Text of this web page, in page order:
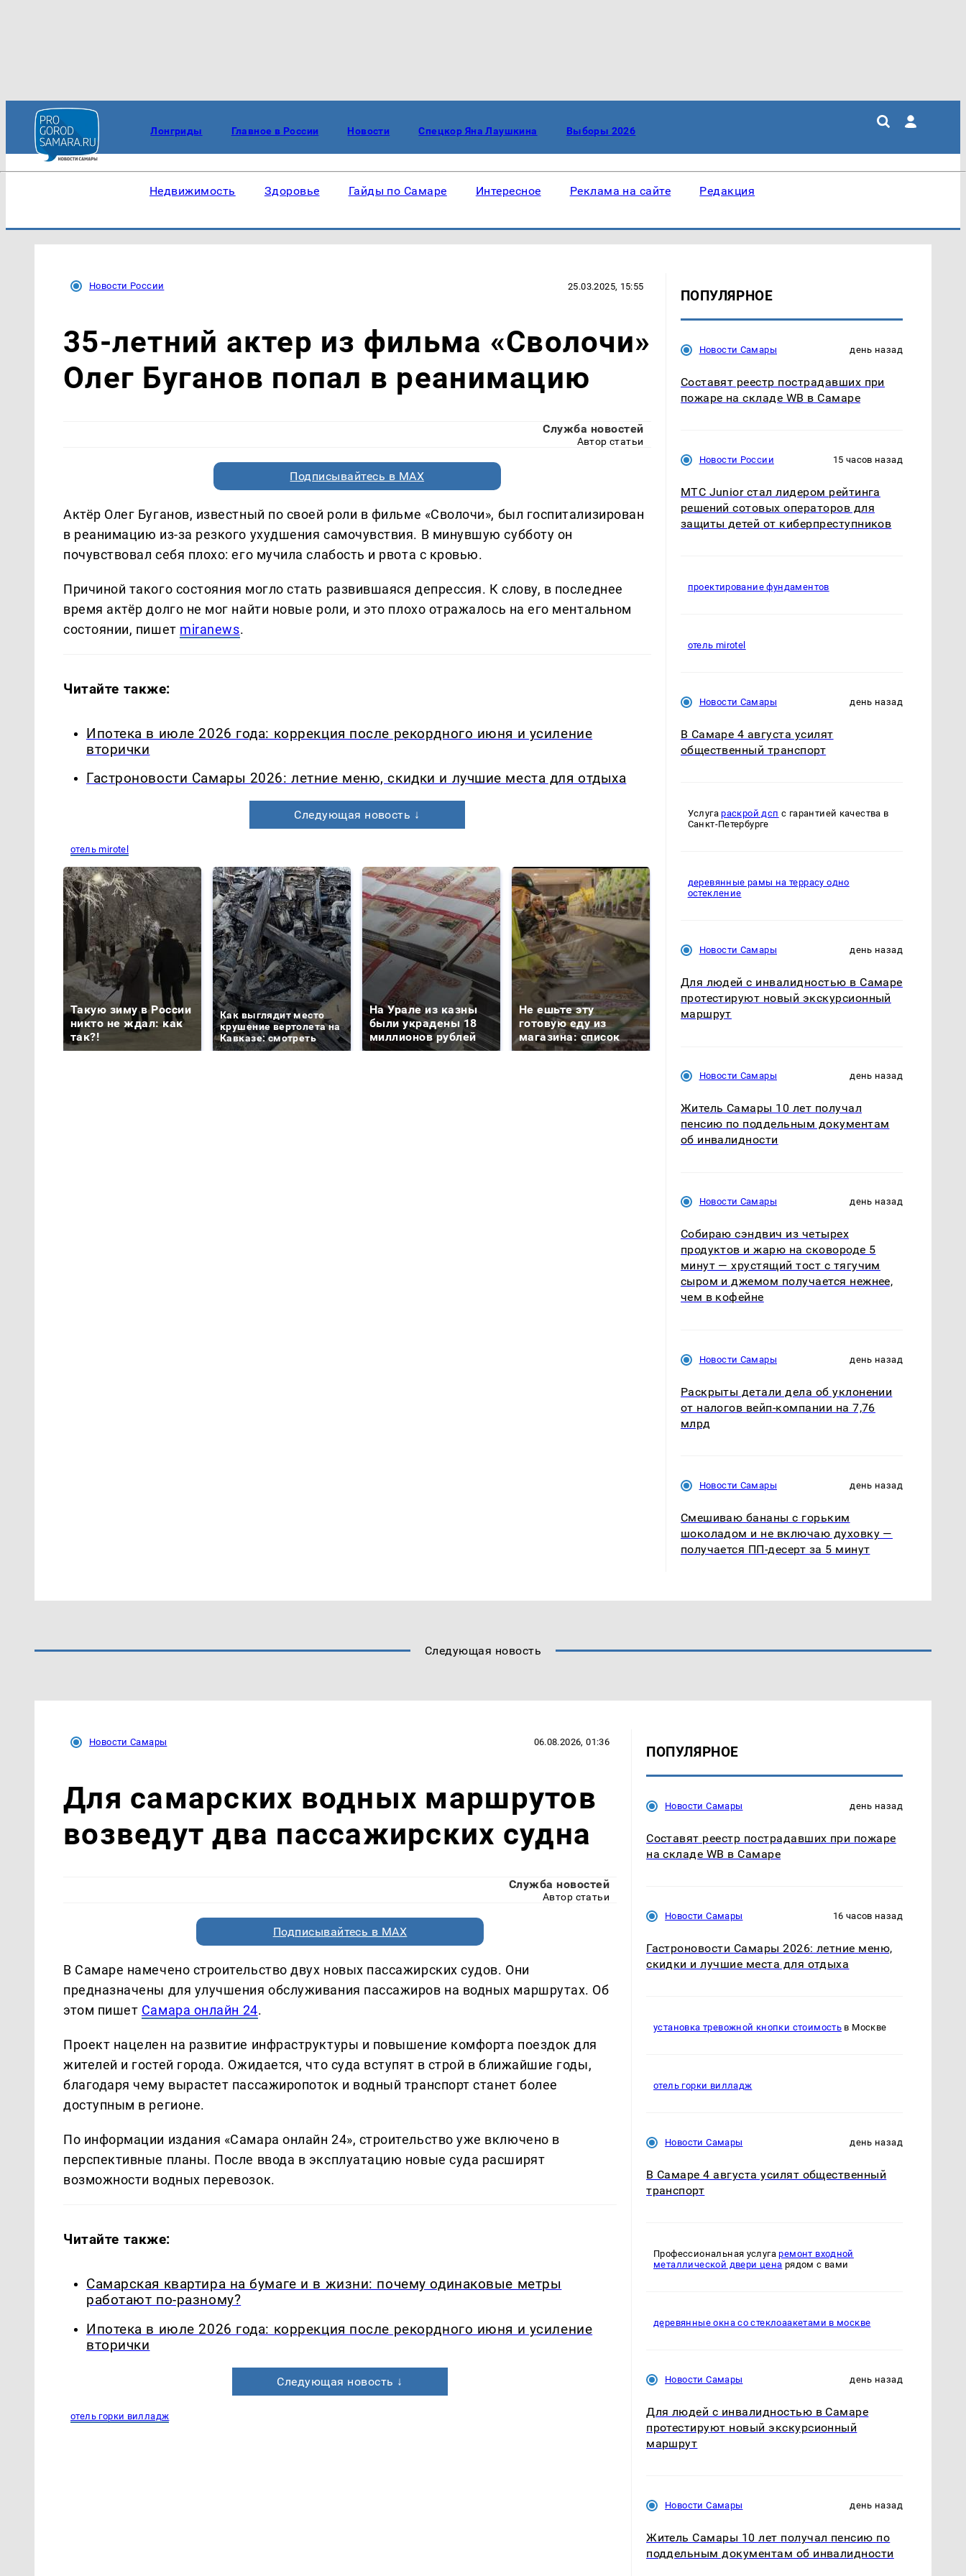
Лонгриды Главное в России Новости Спецкор Яна Лаушкина Выборы 2026
Недвижимость Здоровье Гайды по Самаре Интересное Реклама на сайте Редакция
Новости России 25.03.2025, 15:55
35-летний актер из фильма «Сволочи»
Олег Буганов попал в реанимацию
Служба новостей
Автор статьи
Подписывайтесь в MAX
Актёр Олег Буганов, известный по своей роли в фильме «Сволочи», был госпитализирован
в реанимацию из-за резкого ухудшения самочувствия. В минувшую субботу он
почувствовал себя плохо: его мучила слабость и рвота с кровью.
Причиной такого состояния могло стать развившаяся депрессия. К слову, в последнее
время актёр долго не мог найти новые роли, и это плохо отражалось на его ментальном
состоянии, пишет miranews.
Читайте также:
Ипотека в июле 2026 года: коррекция после рекордного июня и усиление
вторички
Гастроновости Самары 2026: летние меню, скидки и лучшие места для отдыха
Следующая новость ↓
отель mirotel
Такую зиму в России
никто не ждал: как
так?!
Как выглядит место
крушение вертолета на
Кавказе: смотреть
На Урале из казны
были украдены 18
миллионов рублей
Не ешьте эту
готовую еду из
магазина: список
В ОАЭ произошло
жестокое убийство
ПОПУЛЯРНОЕ
Новости Самары день назад
Составят реестр пострадавших при
пожаре на складе WB в Самаре
Новости России 15 часов назад
МТС Junior стал лидером рейтинга
решений сотовых операторов для
защиты детей от киберпреступников
проектирование фундаментов
отель mirotel
Новости Самары день назад
В Самаре 4 августа усилят
общественный транспорт
Услугараскрой дсп с гарантией качества в
Санкт-Петербурге
деревянные рамы на террасу одно
остекление
Новости Самары день назад
Для людей с инвалидностью в Самаре
протестируют новый экскурсионный
маршрут
Новости Самары день назад
Житель Самары 10 лет получал
пенсию по поддельным документам
об инвалидности
Новости Самары день назад
Собираю сэндвич из четырех
продуктов и жарю на сковороде 5
минут — хрустящий тост с тягучим
сыром и джемом получается нежнее,
чем в кофейне
Новости Самары день назад
Раскрыты детали дела об уклонении
от налогов вейп-компании на 7,76
млрд
Новости Самары день назад
Смешиваю бананы с горьким
шоколадом и не включаю духовку —
получается ПП-десерт за 5 минут
Следующая новость
Новости Самары 06.08.2026, 01:36
Для самарских водных маршрутов
возведут два пассажирских судна
Служба новостей
Автор статьи
Подписывайтесь в MAX
В Самаре намечено строительство двух новых пассажирских судов. Они
предназначены для улучшения обслуживания пассажиров на водных маршрутах. Об
этом пишет Самара онлайн 24.
Проект нацелен на развитие инфраструктуры и повышение комфорта поездок для
жителей и гостей города. Ожидается, что суда вступят в строй в ближайшие годы,
благодаря чему вырастет пассажиропоток и водный транспорт станет более
доступным в регионе.
По информации издания «Самара онлайн 24», строительство уже включено в
перспективные планы. После ввода в эксплуатацию новые суда расширят
возможности водных перевозок.
Читайте также:
Самарская квартира на бумаге и в жизни: почему одинаковые метры
работают по-разному?
Ипотека в июле 2026 года: коррекция после рекордного июня и усиление
вторички
Следующая новость ↓
отель горки вилладж
ПОПУЛЯРНОЕ
Новости Самары день назад
Составят реестр пострадавших при пожаре
на складе WB в Самаре
Новости Самары 16 часов назад
Гастроновости Самары 2026: летние меню,
скидки и лучшие места для отдыха
установка тревожной кнопки стоимость в Москве
отель горки вилладж
Новости Самары день назад
В Самаре 4 августа усилят общественный
транспорт
Профессиональная услугаремонт входной
металлической двери цена рядом с вами
деревянные окна со стеклоаакетами в москве
Новости Самары день назад
Для людей с инвалидностью в Самаре
протестируют новый экскурсионный
маршрут
Новости Самары день назад
Житель Самары 10 лет получал пенсию по
поддельным документам об инвалидности